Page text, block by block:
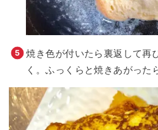
焼き色が付いたら裏返して再
く。ふっくらと焼きあがった